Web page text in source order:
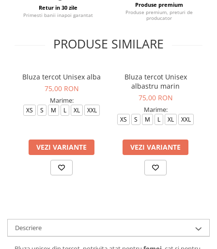
Retur in 30 zile
Primesti banii inapoi garantat
Produse premium
Produse premium, preturi de
producator
PRODUSE SIMILARE
Bluza tercot Unisex alba
75,00 RON
Marime:
XS S M L XL XXL
VEZI VARIANTE
Bluza tercot Unisex
albastru marin
75,00 RON
Marime:
XS S M L XL XXL
VEZI VARIANTE
Descriere